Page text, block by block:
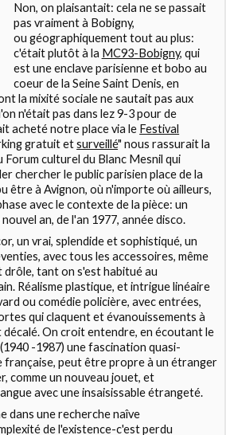
Non, on plaisantait: cela ne se passait
pas vraiment à Bobigny,
ou géographiquement tout au plus:
c'était plutôt à la MC93-Bobigny, qui
est une enclave parisienne et bobo au
coeur de la Seine Saint Denis, en
la mixité sociale ne sautait pas aux
n'était pas dans lez 9-3 pour de
acheté notre place via le Festival
gratuit etsurveillé" nous rassurait la
culturel du Blanc Mesnil qui
chercher le public parisien place de la
être à Avignon, où n'importe où ailleurs,
avec le contexte de la pièce: un
an, de l'an 1977, année disco.
un vrai, splendide et sophistiqué, un
avec tous les accessoires, même
tant on s'est habitué au
Réalisme plastique, et intrigue linéaire
ou comédie policière, avec entrées,
qui claquent et évanouissements à
On croit entendre, en écoutant le
(1940 -1987) une fascination quasi-
française, peut être propre à un étranger
comme un nouveau jouet, et
avec une insaisissable étrangeté.
dans une recherche naîve
de l'existence-c'est perdu